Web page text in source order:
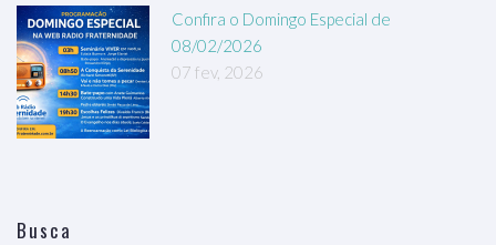
Confira o Domingo Especial de
08/02/2026
07 fev, 2026
Busca